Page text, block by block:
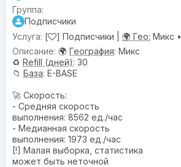
Подписчики
[
] Подписчики | 🌍 Гео: Микс •
🌍 География: Микс
♻️ Refill (дней): 30
📁 База: E-BASE
🚀 Скорость:
- Средняя скорость
выполнения: 8562 ед./час
- Медианная скорость
выполнения: 1973 ед./час
[!] Малая выборка, статистика
может быть неточной